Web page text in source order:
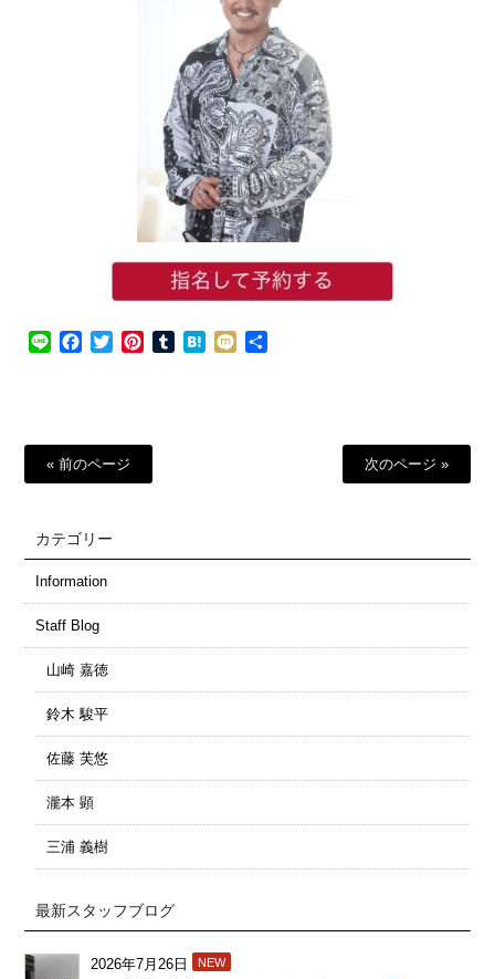
Line Facebook
TwitterPinterestTumblrHatena
Mixi
« 前のページ 次のページ »
カテゴリー
Information
Staff Blog
山崎 嘉徳
鈴木 駿平
佐藤 芙悠
瀧本 顕
三浦 義樹
最新スタッフブログ
2026年7月26日 NEW